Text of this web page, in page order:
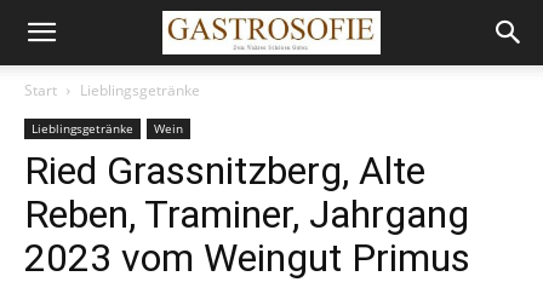
Start Lieblingsgetränke
Lieblingsgetränke Wein
Ried Grassnitzberg, Alte
Reben, Traminer, Jahrgang
2023 vom Weingut Primus